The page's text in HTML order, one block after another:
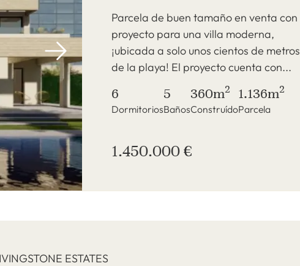
Parcela de buen tamaño en venta con
proyecto para una villa moderna,
¡ubicada a solo unos cientos de metros
de la playa! El proyecto cuenta con...
6
Dormitorios
5
Baños
360m2
Construído
1.136m2
Parcela
1.450.000 €
ESTATES